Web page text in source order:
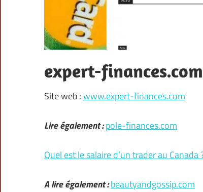
expert-finances.com
Site web :www.expert-finances.com
Lire également :pole-finances.com
Quel est le salaire d’un trader au Canada
A lire également :beautyandgossip.com